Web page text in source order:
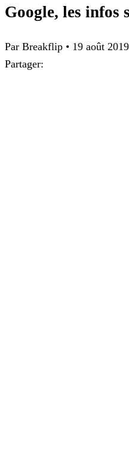
Google, les infos
Par Breakflip • 19 août 2019
Partager: